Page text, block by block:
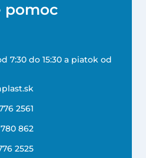
pomoc
7:30 do 15:30 a piatok od
2561
862
2525